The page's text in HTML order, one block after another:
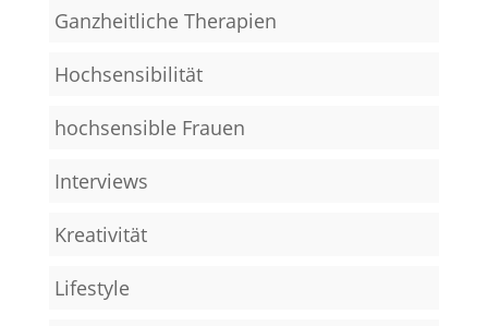
Ganzheitliche Therapien
Hochsensibilität
hochsensible Frauen
Interviews
Kreativität
Lifestyle